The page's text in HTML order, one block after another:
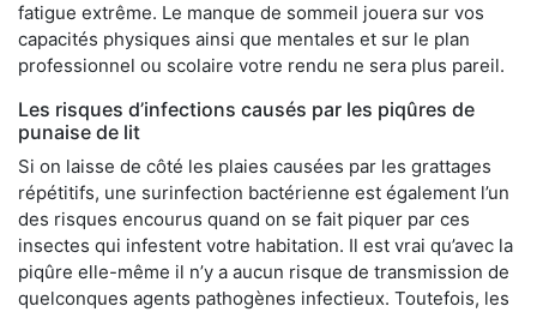
fatigue extrême. Le manque de sommeil jouera sur vos
capacités physiques ainsi que mentales et sur le plan
professionnel ou scolaire votre rendu ne sera plus pareil.
Les risques d’infections causés par les piqûres de
punaise de lit
Si on laisse de côté les plaies causées par les grattages
répétitifs, une surinfection bactérienne est également l’un
des risques encourus quand on se fait piquer par ces
insectes qui infestent votre habitation. Il est vrai qu’avec la
piqûre elle-même il n’y a aucun risque de transmission de
quelconques agents pathogènes infectieux. Toutefois, les